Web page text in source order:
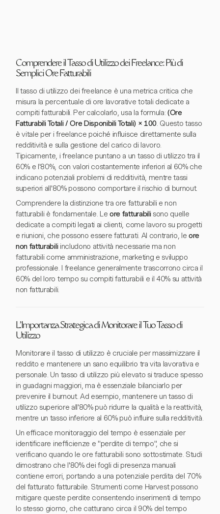
Comprendere il Tasso di Utilizzo dei Freelance: Più di
Semplici Ore Fatturabili
Il tasso di utilizzo dei freelance è una metrica critica che
misura la percentuale di ore lavorative totali dedicate a
compiti fatturabili. Per calcolarlo, usa la formula:(Ore
Fatturabili Totali / Ore Disponibili Totali) × 100. Questo tasso
è vitale per i freelance poiché influisce direttamente sulla
redditività e sulla gestione del carico di lavoro.
Tipicamente, i freelance puntano a un tasso di utilizzo tra il
60% e l'80%, con valori costantemente inferiori al 60% che
indicano potenziali problemi di redditività, mentre tassi
superiori all'80% possono comportare il rischio di burnout.
Comprendere la distinzione tra ore fatturabili e non
fatturabili è fondamentale. Leore fatturabilisono quelle
dedicate a compiti legati ai clienti, come lavoro su progetti
e riunioni, che possono essere fatturati. Al contrario, leore
non fatturabiliincludono attività necessarie ma non
fatturabili come amministrazione, marketing e sviluppo
professionale. I freelance generalmente trascorrono circa il
60% del loro tempo su compiti fatturabili e il 40% su attività
non fatturabili.
L'Importanza Strategica di Monitorare il Tuo Tasso di
Utilizzo
Monitorare il tasso di utilizzo è cruciale per massimizzare il
reddito e mantenere un sano equilibrio tra vita lavorativa e
personale. Un tasso di utilizzo più elevato si traduce spesso
in guadagni maggiori, ma è essenziale bilanciarlo per
prevenire il burnout. Ad esempio, mantenere un tasso di
utilizzo superiore all'80% può ridurre la qualità e la reattività,
mentre un tasso inferiore al 60% può influire sulla redditività.
Un efficace monitoraggio del tempo è essenziale per
identificare inefficienze e "perdite di tempo", che si
verificano quando le ore fatturabili sono sottostimate. Studi
dimostrano che l'80% dei fogli di presenza manuali
contiene errori, portando a una potenziale perdita del 70%
del fatturato fatturabile. Strumenti come Harvest possono
mitigare queste perdite consentendo inserimenti di tempo
lo stesso giorno, che catturano circa il 90% del tempo